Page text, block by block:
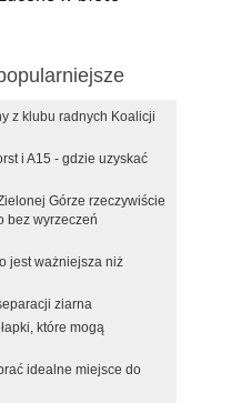
z klubu radnych Koalicji
i A15 - gdzie uzyskać
Górze rzeczywiście
bez wyrzeczeń
jest ważniejsza niż
ziarna
które mogą
idealne miejsce do